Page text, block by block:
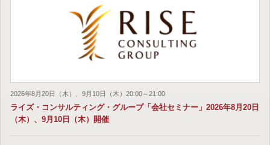
2026年8月20日（木）、9月10日（木）20:00～21:00
ライズ・コンサルティング・グループ「会社セミナー」2026年8月20日
（木）、9月10日（木）開催